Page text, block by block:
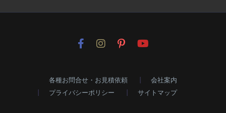
各種お問合せ・お見積依頼
会社案内
プライバシーポリシー
サイトマップ